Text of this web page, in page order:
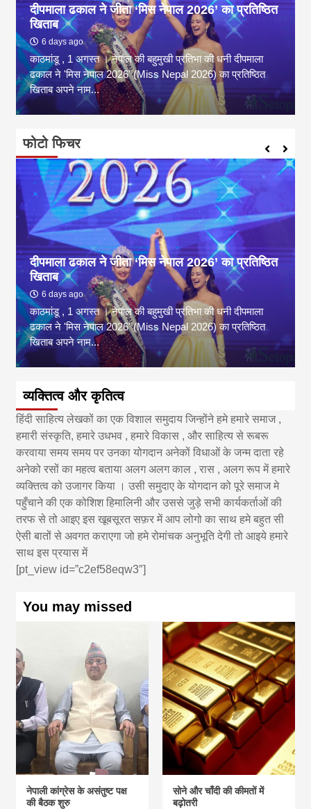
दीपमाला ढकाल ने जीता ‘मिस नेपाल 2026’ का प्रतिष्ठित
खिताब
6 days ago
काठमांडू , 1 अगस्त । नेपाल की बहुमुखी प्रतिभा की धनी दीपमाला
ढकाल ने 'मिस नेपाल 2026' (Miss Nepal 2026) का प्रतिष्ठित
खिताब अपने नाम...
फोटो फिचर
दीपमाला ढकाल ने जीता ‘मिस नेपाल 2026’ का प्रतिष्ठित
खिताब
6 days ago
काठमांडू , 1 अगस्त । नेपाल की बहुमुखी प्रतिभा की धनी दीपमाला
ढकाल ने 'मिस नेपाल 2026' (Miss Nepal 2026) का प्रतिष्ठित
खिताब अपने नाम...
व्यक्तित्व और कृतित्व
हिंदी साहित्य लेखकों का एक विशाल समुदाय जिन्होंने हमे हमारे समाज ,
हमारी संस्कृति, हमारे उधभव , हमारे विकास , और साहित्य से रूबरू
करवाया समय समय पर उनका योगदान अनेकों विधाओं के जन्म दाता रहे
अनेको रसों का महत्व बताया अलग अलग काल , रास , अलग रूप में हमारे
व्यक्तित्व को उजागर किया । उसी समुदाए के योगदान को पूरे समाज मे
पहुँचाने की एक कोशिश हिमालिनी और उससे जुड़े सभी कार्यकर्ताओं की
तरफ से तो आइए इस खूबसूरत सफ़र में आप लोगो का साथ हमे बहुत सी
ऐसी बातों से अवगत कराएगा जो हमे रोमांचक अनुभूति देगी तो आइये हमारे
साथ इस प्रयास में
[pt_view id=”c2ef58eqw3″]
You may missed
नेपाली कांग्रेस के असंतुष्ट पक्ष
की बैठक शुरु
सोने और चाँदी की कीमतों में
बढ़ोतरी